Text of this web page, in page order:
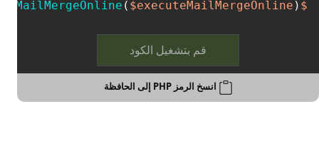
$wordsApi
( $executeMailMergeOnline );
قم بتشغيل الكود
انسخ الرمز PHP إلى الحافظة